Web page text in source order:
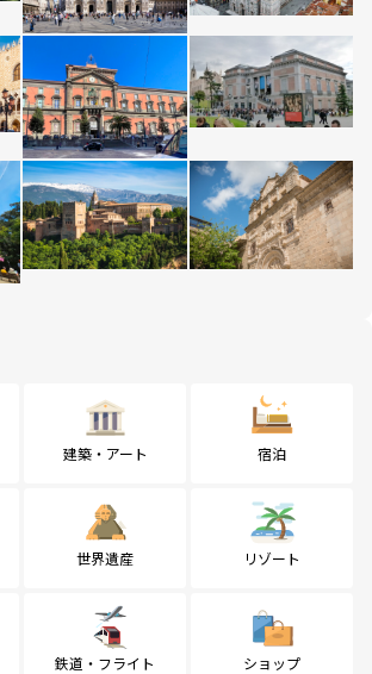
建築・アート 宿泊
世界遺産 リゾート
鉄道・フライト ショップ